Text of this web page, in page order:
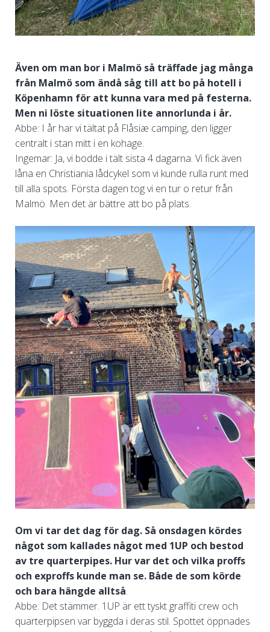
Även om man bor i Malmö så träffade jag många
från Malmö som ändå såg till att bo på hotell i
Köpenhamn för att kunna vara med på festerna.
Men ni löste situationen lite annorlunda i år.
Abbe: I år har vi tältat på Flåsiæ camping, den ligger
centralt i stan mitt i en kohage.
Ingemar: Ja, vi bodde i tält sista 4 dagarna. Vi fick även
låna en Christiania lådcykel som vi kunde rulla runt med
till alla spots. Första dagen tog vi en tur o retur från
Malmö. Men det är bättre att bo på plats.
Om vi tar det dag för dag. Så onsdagen kördes
något som kallades något med 1UP och bestod
av tre quarterpipes. Hur var det och vilka proffs
och exproffs kunde man se. Både de som körde
och bara hängde alltså.
Abbe: Det stämmer. 1UP är ett tyskt graffiti crew och
quarterpipsen var byggda i deras stil. Spottet öppnades